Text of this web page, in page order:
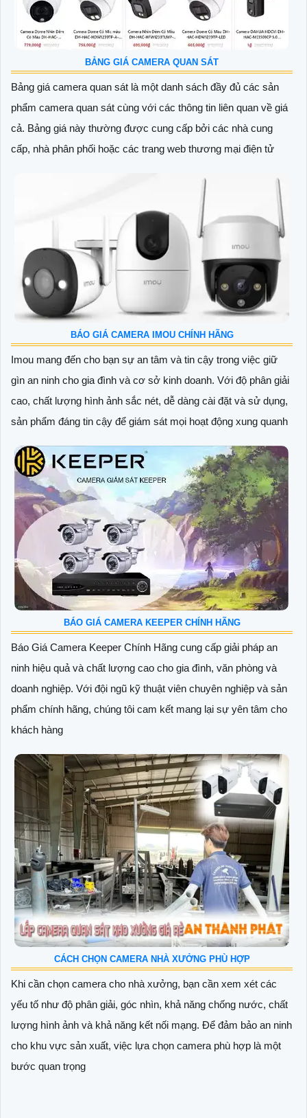
BẢNG GIÁ CAMERA QUAN SÁT
Bảng giá camera quan sát là một danh sách đầy đủ các sản
phẩm camera quan sát cùng với các thông tin liên quan về giá
cả. Bảng giá này thường được cung cấp bởi các nhà cung
cấp, nhà phân phối hoặc các trang web thương mại điện tử
BÁO GIÁ CAMERA IMOU CHÍNH HÃNG
Imou mang đến cho bạn sự an tâm và tin cậy trong việc giữ
gìn an ninh cho gia đình và cơ sở kinh doanh. Với độ phân giải
cao, chất lượng hình ảnh sắc nét, dễ dàng cài đặt và sử dụng,
sản phẩm đáng tin cậy để giám sát mọi hoạt động xung quanh
BÁO GIÁ CAMERA KEEPER CHÍNH HÃNG
Báo Giá Camera Keeper Chính Hãng cung cấp giải pháp an
ninh hiệu quả và chất lượng cao cho gia đình, văn phòng và
doanh nghiệp. Với đội ngũ kỹ thuật viên chuyên nghiệp và sản
phẩm chính hãng, chúng tôi cam kết mang lại sự yên tâm cho
khách hàng
CÁCH CHỌN CAMERA NHÀ XƯỞNG PHÙ HỢP
Khi cần chọn camera cho nhà xưởng, bạn cần xem xét các
yếu tố như độ phân giải, góc nhìn, khả năng chống nước, chất
lượng hình ảnh và khả năng kết nối mạng. Để đảm bảo an ninh
cho khu vực sản xuất, việc lựa chọn camera phù hợp là một
bước quan trọng